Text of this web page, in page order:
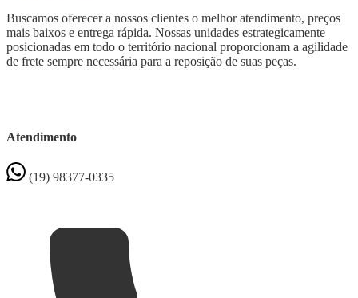
Buscamos oferecer a nossos clientes o melhor atendimento, preços
mais baixos e entrega rápida. Nossas unidades estrategicamente
posicionadas em todo o território nacional proporcionam a agilidade
de frete sempre necessária para a reposição de suas peças.
Atendimento
(19) 98377-0335